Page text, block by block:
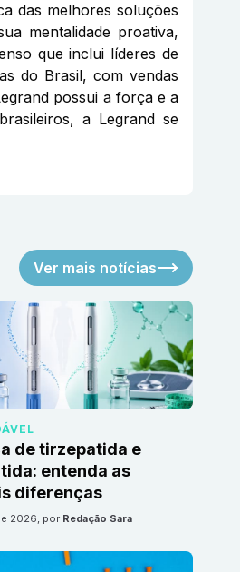
das melhores soluções
mentalidade proativa,
que inclui líderes de
do Brasil, com vendas
possui a força e a
a Legrand se
Ver mais notícias
de tirzepatida e
entenda as
diferenças
2026, por Redação Sara